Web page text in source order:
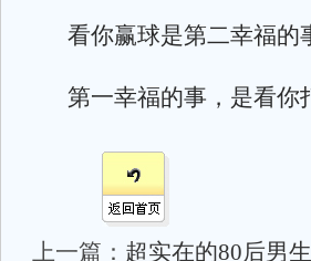
看你赢球是第二幸福的
第一幸福的事，是看你
上一篇： 超实在的80后男